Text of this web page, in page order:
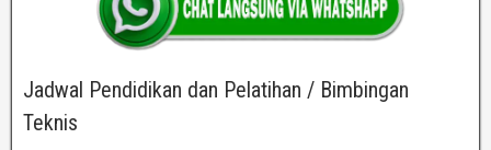
Jadwal Pendidikan dan Pelatihan / Bimbingan
Teknis